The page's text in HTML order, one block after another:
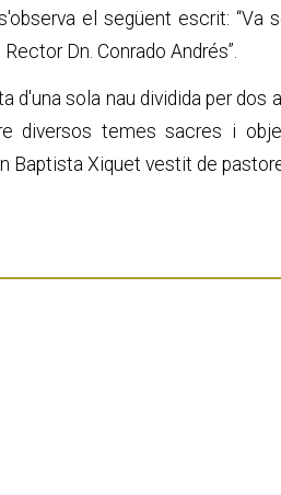
el següent escrit: “Va
Dn. Conrado Andrés”.
d'una sola nau dividida per
diversos temes sacres i
Baptista Xiquet vestit de